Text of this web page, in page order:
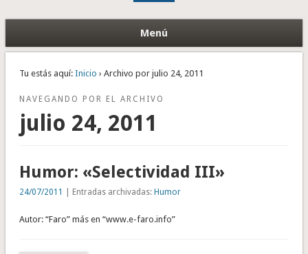
Menú
Tu estás aquí: Inicio › Archivo por julio 24, 2011
NAVEGANDO POR EL ARCHIVO
julio 24, 2011
Humor: «Selectividad III»
24/07/2011 | Entradas archivadas: Humor
Autor: “Faro” más en “www.e-faro.info”